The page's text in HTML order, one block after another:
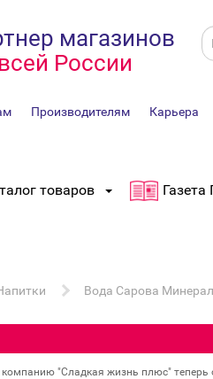
магазинов
России
Производителям Карьера
товаров
Вода Сарова
"Сладкая жизнь плюс" теперь